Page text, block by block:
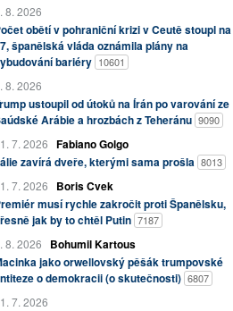
8. 2026
obětí v pohraniční krizi v Ceutě stoupl na
španělská vláda oznámila plány na
bariéry 10601
8. 2026
ustoupil od útoků na Írán po varování ze
Arábie a hrozbách z Teheránu 9090
7. 2026 Fabiano Golgo
zavírá dveře, kterými sama prošla 8013
7. 2026
Boris Cvek
musí rychle zakročit proti Španělsku,
jak by to chtěl Putin 7187
8. 2026
Bohumil Kartous
jako orwellovský pěšák trumpovské
o demokracii (o skutečnosti) 6807
7. 2026